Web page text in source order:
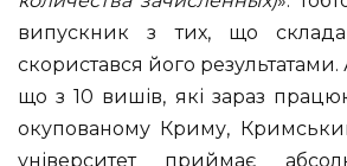
випускник з тих, що
скористався його
що з 10 вишів, які зараз
окупованому Криму,
університет приймає